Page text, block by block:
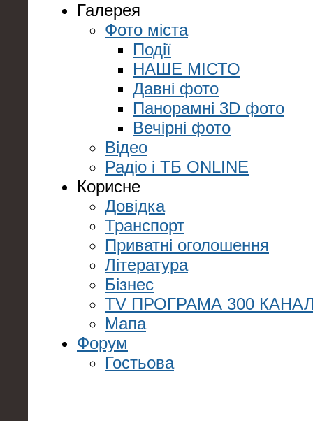
Галерея
Фото міста
Події
НАШЕ МІСТО
Давні фото
Панорамні 3D фото
Вечірні фото
Відео
Радіо і ТБ ONLINE
Корисне
Довідка
Транспорт
Приватні оголошення
Література
Бізнес
TV ПРОГРАМА 300
Мапа
Форум
Гостьова